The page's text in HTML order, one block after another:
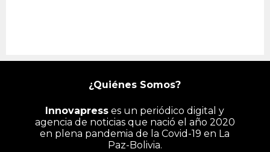
¿Quiénes Somos?
Innovapress es un periódico digital y
agencia de noticias que nació el año 2020
en plena pandemia de la Covid-19 en La
Paz-Bolivia.